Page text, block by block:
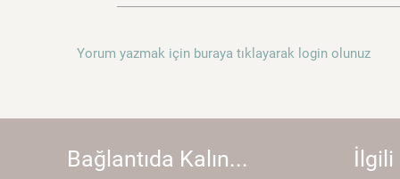
Yorum yazmak için buraya tıklayarak login olunuz
Bağlantıda Kalın... İlgili